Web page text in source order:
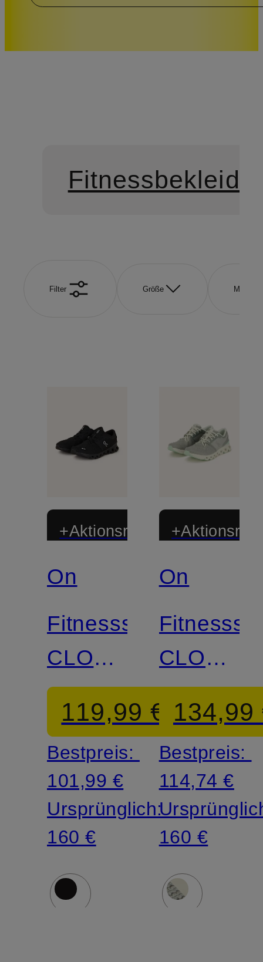
Filter Größe Marke
+Aktionsrabatt
On
Fitnessschuhe
CLOUD
X4
119,99 €
Bestpreis:
101,99 €
Ursprünglich:
160 €
On
CLOUD
X4
134,99
Bestpreis:
114,74 €
160 €